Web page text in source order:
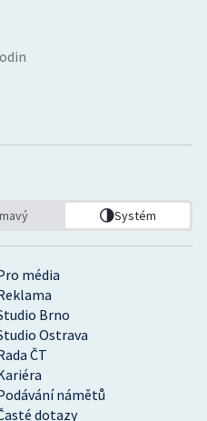
média
Brno
Ostrava
ČT
námětů
dotazy
Systém